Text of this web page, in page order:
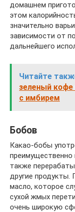
домашнем
этом
значительно
зависимости от
дальнейшего
Читайте
зеленый кофе
с имбирем
Бобов
Какао-бобы
преимущественно
также
другие продукты.
масло, которое
сухой жмых
очень широкую